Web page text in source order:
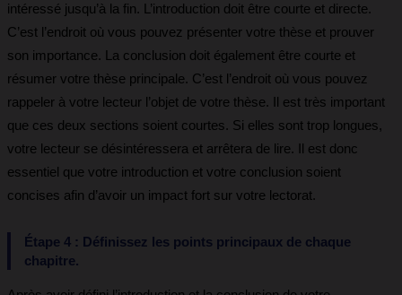
intéressé jusqu’à la fin. L’introduction doit être courte et directe.
C’est l’endroit où vous pouvez présenter votre thèse et prouver
son importance. La conclusion doit également être courte et
résumer votre thèse principale. C’est l’endroit où vous pouvez
rappeler à votre lecteur l’objet de votre thèse. Il est très important
que ces deux sections soient courtes. Si elles sont trop longues,
votre lecteur se désintéressera et arrêtera de lire. Il est donc
essentiel que votre introduction et votre conclusion soient
concises afin d’avoir un impact fort sur votre lectorat.
Étape 4 : Définissez les points principaux de chaque
chapitre.